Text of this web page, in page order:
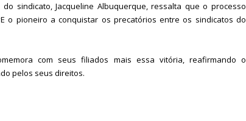
sindicato, Jacqueline Albuquerque, ressalta que o processo
o pioneiro a conquistar os precatórios entre os sindicatos do
com seus filiados mais essa vitória, reafirmando o
pelos seus direitos.